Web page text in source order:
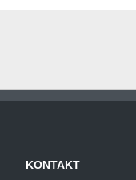
KONTAKT